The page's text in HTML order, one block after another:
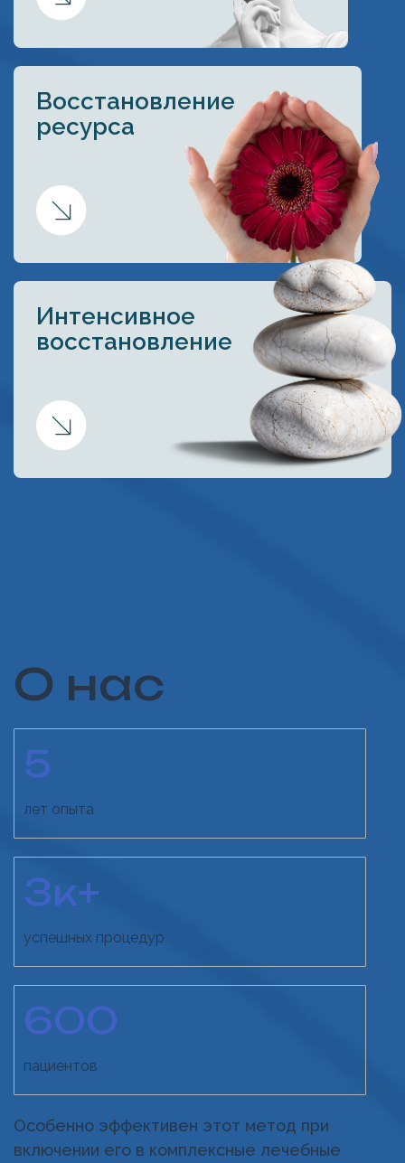
Восстановление
ресурса
Интенсивное
восстановление
О нас
5
лет опыта
3к+
успешных процедур
600
пациентов
Особенно эффективен этот метод при
включении его в комплексные лечебные